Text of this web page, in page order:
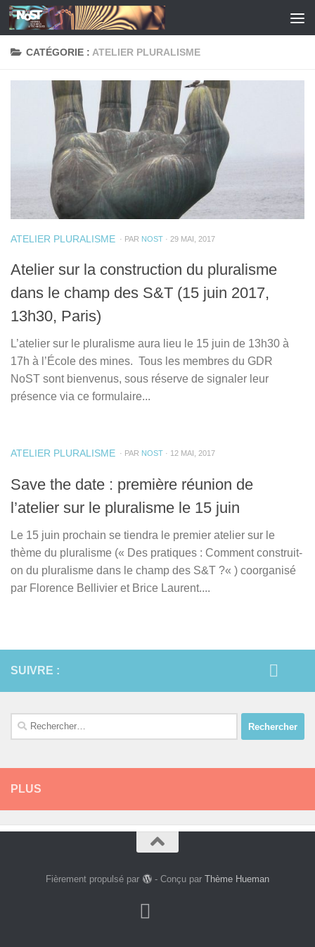
Skip to content
CATÉGORIE : ATELIER PLURALISME
ATELIER PLURALISME · PAR NOST · 29 MAI, 2017
Atelier sur la construction du pluralisme
dans le champ des S&T (15 juin 2017,
13h30, Paris)
L’atelier sur le pluralisme aura lieu le 15 juin de 13h30 à
17h à l’École des mines. Tous les membres du GDR
NoST sont bienvenus, sous réserve de signaler leur
présence via ce formulaire...
ATELIER PLURALISME · PAR NOST · 12 MAI, 2017
Save the date : première réunion de
l’atelier sur le pluralisme le 15 juin
Le 15 juin prochain se tiendra le premier atelier sur le
thème du pluralisme (« Des pratiques : Comment construit-
on du pluralisme dans le champ des S&T ?« ) coorganisé
par Florence Bellivier et Brice Laurent....
SUIVRE :
Rechercher :
PLUS
Fièrement propulsé par - Conçu par Thème Hueman